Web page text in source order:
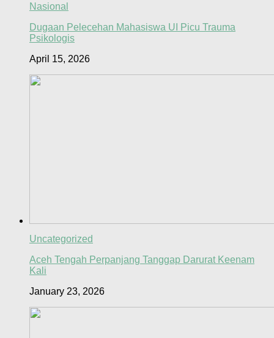
Nasional
Dugaan Pelecehan Mahasiswa UI Picu Trauma
Psikologis
April 15, 2026
Uncategorized
Aceh Tengah Perpanjang Tanggap Darurat Keenam
Kali
January 23, 2026